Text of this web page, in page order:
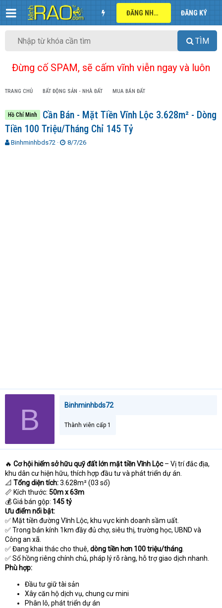
ĐĂNG NHẬP ĐĂNG KÝ
TÌM
Đừng cố SPAM, sẽ cấm vĩnh viễn ngay và luôn
TRANG CHỦ BẤT ĐỘNG SẢN - NHÀ ĐẤT MUA BÁN ĐẤT
Hồ Chí Minh
Cần Bán - Mặt Tiền Vĩnh Lộc 3.628m² - Dòng
Tiền 100 Triệu/Tháng Chỉ 145 Tỷ
T
Binhminhbds72
N
8/7/26
B Binhminhbds72
Thành viên cấp 1
🔥 Cơ hội hiếm sở hữu quỹ đất lớn mặt tiền Vĩnh Lộc– Vị trí đắc địa,
khu dân cư hiện hữu, thích hợp đầu tư và phát triển dự án.
📐 Tổng diện tích:3.628m² (03 sổ)
📏 Kích thước: 50m x 63m
💰 Giá bán gộp: 145 tỷ
Ưu điểm nổi bật:
✅ Mặt tiền đường Vĩnh Lộc, khu vực kinh doanh sầm uất.
✅ Trong bán kính 1km đầy đủ chợ, siêu thị, trường học, UBND và
Công an xã.
✅ Đang khai thác cho thuê, dòng tiền hơn 100 triệu/tháng.
✅ Sổ hồng riêng chính chủ, pháp lý rõ ràng, hỗ trợ giao dịch nhanh.
Phù hợp:
Đầu tư giữ tài sản
Xây căn hộ dịch vụ, chung cư mini
Phân lô, phát triển dự án